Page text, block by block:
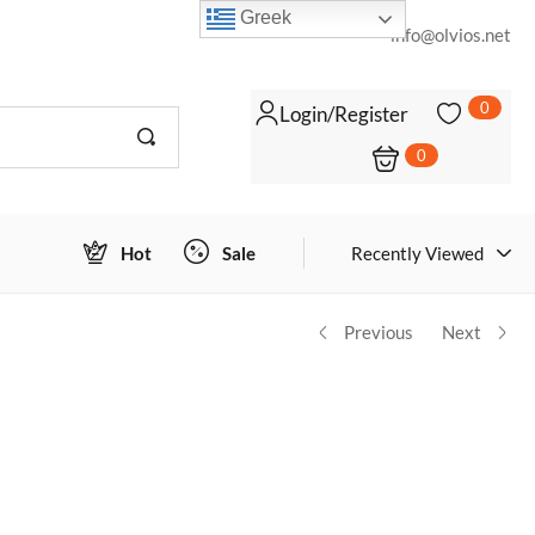
info@olvios.net
Login/Register 0
0
Hot Sale Recently Viewed
Previous Next
Login to view prices
Greek